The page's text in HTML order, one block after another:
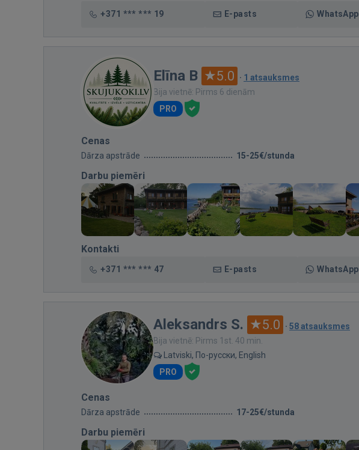
+371 *** *** 19 E-pasts WhatsApp
Elīna B 5.0 · 1 atsauksmes
Bija vietnē: Pirms 6 dienām
PRO
Cenas
Dārza apstrāde 15-25€/stunda
Darbu piemēri
Kontakti
+371 *** *** 47 E-pasts WhatsApp
Aleksandrs S. 5.0 · 58 atsauksmes
Bija vietnē: Pirms 1st. 40 min.
Latviski, По-русски, English
PRO
Cenas
Dārza apstrāde 17-25€/stunda
Darbu piemēri